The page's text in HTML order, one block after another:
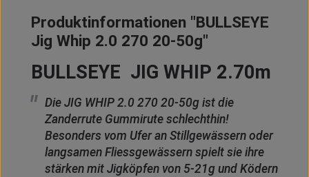
Produktinformationen "BULLSEYE
Jig Whip 2.0 270 20-50g"
BULLSEYE JIG WHIP 2.70m
Die JIG WHIP 2.0 270 20-50g ist die
Zanderrute Gummirute schlechthin!
Besonders vom Ufer an Stillgewässern oder
langsamen Fliessgewässern spielt sie ihre
stärken mit Jigköpfen von 5-21g und Ködern